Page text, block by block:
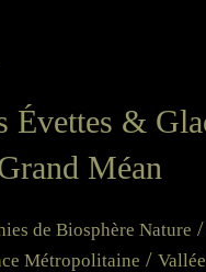
Évettes &
Méan
de Biosphère Nature /
Métropolitaine /